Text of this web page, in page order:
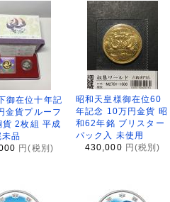
御在位十年記
金貨プルーフ
貨 2枚組 平成
品
円(税別)
昭和天皇様御在位60
年記念 10万円金貨 昭
和62年銘 ブリスター
パック入 未使用
430,000 円(税別)